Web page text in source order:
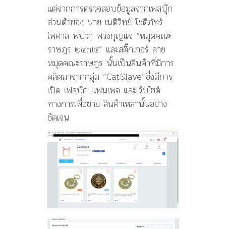
แต่จากการตรวจสอบข้อมูลจากเฟสบุ๊ก
ส่วนตัวของ นาย เนติวิทย์ โชติภัทร์
ไพศาล พบว่า พวงกุญแจ “หมุดคณะ
ราษฎร ๒๔๗๕” และสติ๊กเกอร์ ลาย
หมุดคณะราษฎร นั้นเป็นสินค้าที่มีการ
ผลิตมาจากกลุ่ม “CatSlave”ซึ่งมีการ
เปิด เฟสบุ๊ก แฟนเพจ และเว็บไซต์
ทางการเพื่อขาย สินค้าเหล่านั้นอย่าง
ชัดเจน